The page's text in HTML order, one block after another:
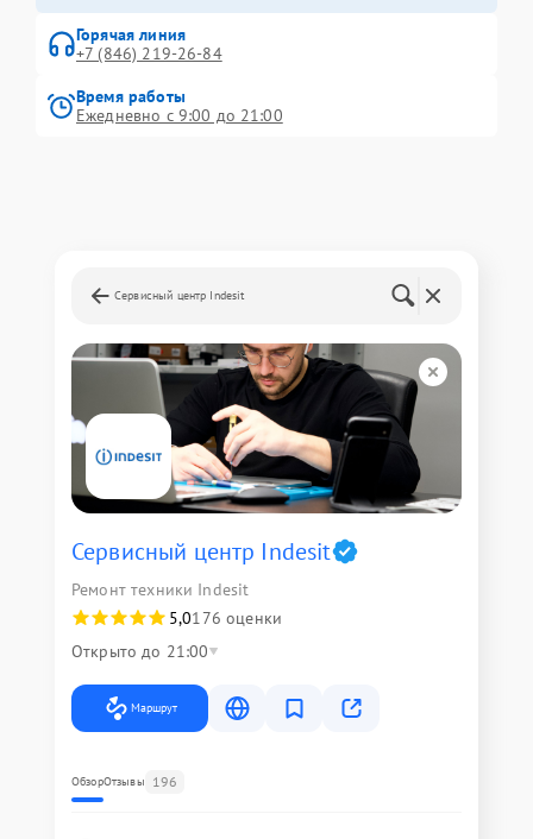
Горячая линия
+7 (846) 219-26-84
Время работы
Ежедневно с 9:00 до 21:00
Сервисный центр Indesit
Сервисный центр Indesit
Ремонт техники Indesit
5,0176 оценки
Открыто до 21:00
Маршрут
ОбзорОтзывы 196